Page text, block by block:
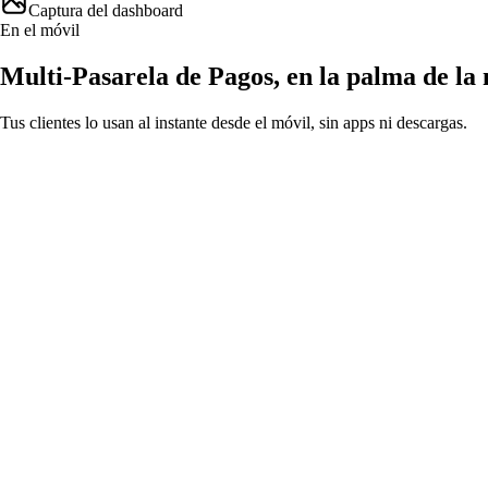
Captura del dashboard
En el móvil
Multi-Pasarela de Pagos, en la palma de la
Tus clientes lo usan al instante desde el móvil, sin apps ni descargas.